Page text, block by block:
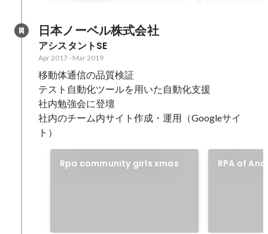
日本ノーベル株式会社
アシスタントSE
Apr 2017- Mar 2019
移動体通信の品質検証
テスト自動化ツールを用いた自動化支援
社内勉強会に登壇
社内のチーム内サイト作成・運用（Googleサイ
ト）
Rpa community girls xmas RPA of